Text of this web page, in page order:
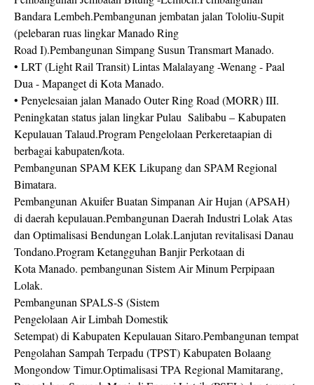
Bandara Lembeh.Pembangunan jembatan jalan Tololiu-Supit
(pelebaran ruas lingkar Manado Ring
Road I).Pembangunan Simpang Susun Transmart Manado.
• LRT (Light Rail Transit) Lintas Malalayang -Wenang - Paal
Dua - Mapanget di Kota Manado.
• Penyelesaian jalan Manado Outer Ring Road (MORR) III.
Peningkatan status jalan lingkar Pulau Salibabu – Kabupaten
Kepulauan Talaud.Program Pengelolaan Perkeretaapian di
berbagai kabupaten/kota.
Pembangunan SPAM KEK Likupang dan SPAM Regional
Bimatara.
Pembangunan Akuifer Buatan Simpanan Air Hujan (APSAH)
di daerah kepulauan.Pembangunan Daerah Industri Lolak Atas
dan Optimalisasi Bendungan Lolak.Lanjutan revitalisasi Danau
Tondano.Program Ketangguhan Banjir Perkotaan di
Kota Manado. pembangunan Sistem Air Minum Perpipaan
Lolak.
Pembangunan SPALS-S (Sistem
Pengelolaan Air Limbah Domestik
Setempat) di Kabupaten Kepulauan Sitaro.Pembangunan tempat
Pengolahan Sampah Terpadu (TPST) Kabupaten Bolaang
Mongondow Timur.Optimalisasi TPA Regional Mamitarang,